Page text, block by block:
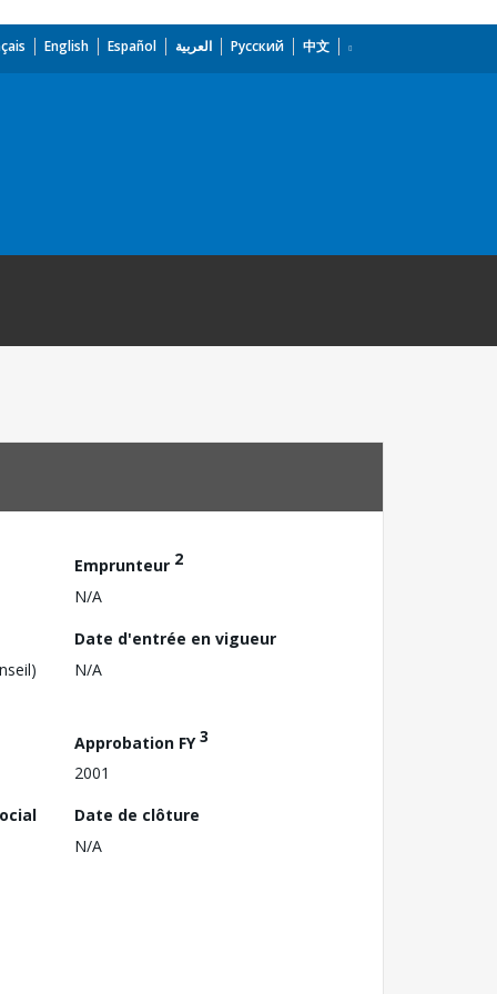
English Español العربية Русский 中文
Emprunteur 2
N/A
Date d'entrée en vigueur
N/A
Approbation FY3
2001
Date de clôture
N/A